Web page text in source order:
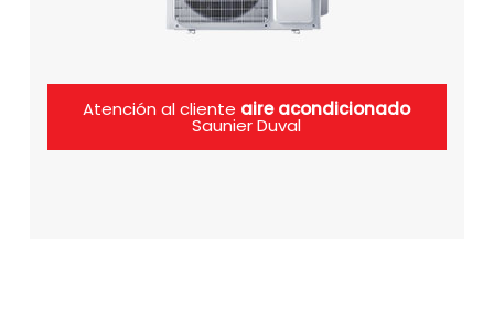
Atención al cliente aire acondicionado
Saunier Duval